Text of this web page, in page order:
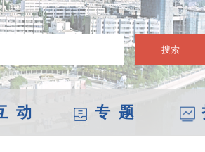
搜索
动 专 题